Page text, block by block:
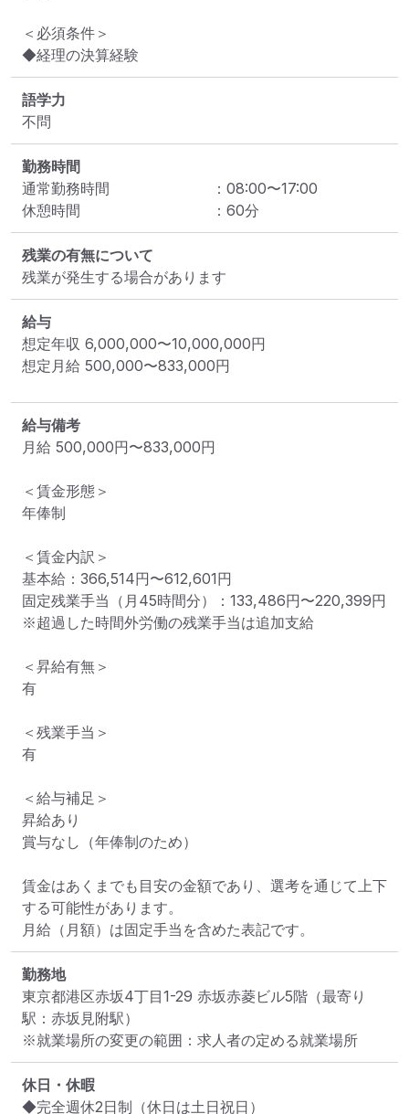
＜必須条件＞
◆経理の決算経験
語学力
不問
勤務時間
通常勤務時間
： 08:00〜17:00
休憩時間
： 60分
残業の有無について
残業が発生する場合があります
給与
想定年収 6,000,000〜10,000,000円
想定月給 500,000〜833,000円
給与備考
月給 500,000円〜833,000円
＜賃金形態＞
年俸制
＜賃金内訳＞
基本給：366,514円〜612,601円
固定残業手当（月45時間分）：133,486円〜220,399円
※超過した時間外労働の残業手当は追加支給
＜昇給有無＞
有
＜残業手当＞
有
＜給与補足＞
昇給あり
賞与なし（年俸制のため）
賃金はあくまでも目安の金額であり、選考を通じて上下
する可能性があります。
月給（月額）は固定手当を含めた表記です。
勤務地
東京都港区赤坂4丁目1-29 赤坂赤菱ビル5階 （最寄り
駅：赤坂見附駅）
※就業場所の変更の範囲：求人者の定める就業場所
休日・休暇
◆完全週休2日制（休日は土日祝日）